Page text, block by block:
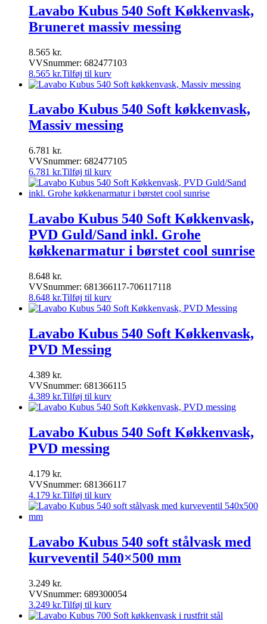
2.487 kr..2.389 kr..
Lavabo Kubus 540 Soft Køkkenvask,
Bruneret massiv messing
8.565 kr.
VVSnummer: 682477103
8.565 kr.Tilføj til kurv
Lavabo Kubus 540 Soft køkkenvask,
Massiv messing
6.781 kr.
VVSnummer: 682477105
6.781 kr.Tilføj til kurv
Lavabo Kubus 540 Soft Køkkenvask,
PVD Guld/Sand inkl. Grohe
køkkenarmatur i børstet cool sunrise
8.648 kr.
VVSnummer: 681366117-706117118
8.648 kr.Tilføj til kurv
Lavabo Kubus 540 Soft Køkkenvask,
PVD Messing
4.389 kr.
VVSnummer: 681366115
4.389 kr.Tilføj til kurv
Lavabo Kubus 540 Soft Køkkenvask,
PVD messing
4.179 kr.
VVSnummer: 681366117
4.179 kr.Tilføj til kurv
Lavabo Kubus 540 soft stålvask med
kurveventil 540×500 mm
3.249 kr.
VVSnummer: 689300054
3.249 kr.Tilføj til kurv